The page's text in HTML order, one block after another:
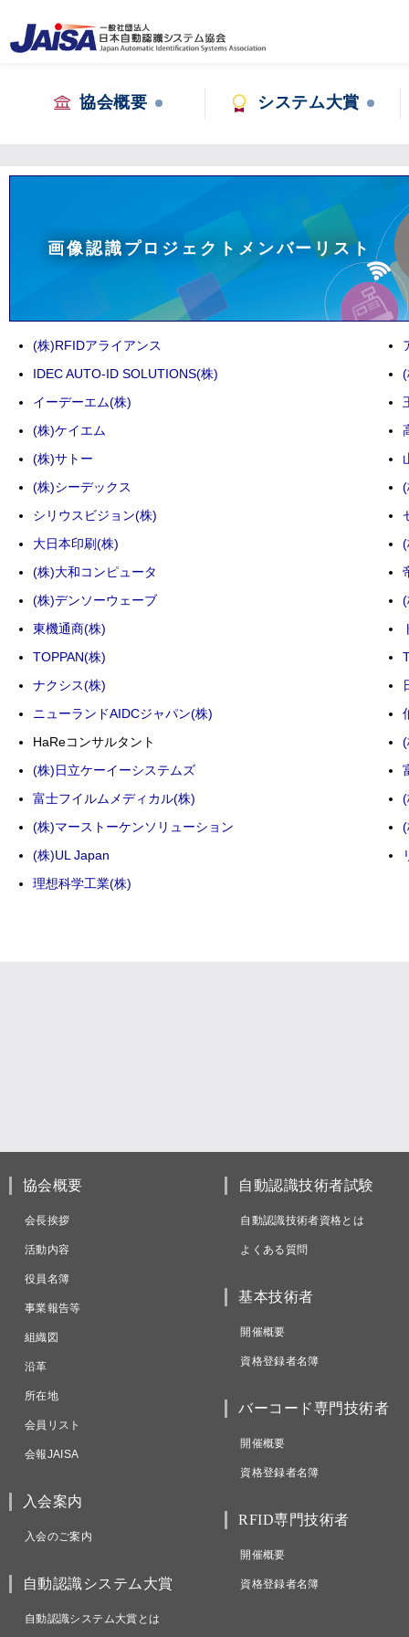
協会概要 システム大賞
画像認識プロジェクトメンバーリスト
(株)RFIDアライアンス
IDEC AUTO-ID SOLUTIONS(株)
イーデーエム(株)
(株)ケイエム
(株)サトー
(株)シーデックス
シリウスビジョン(株)
大日本印刷(株)
(株)大和コンピュータ
(株)デンソーウェーブ
東機通商(株)
TOPPAN(株)
ナクシス(株)
ニューランドAIDCジャパン(株)
HaReコンサルタント
(株)日立ケーイーシステムズ
富士フイルムメディカル(株)
(株)マーストーケンソリューション
(株)UL Japan
理想科学工業(株)
協会概要
会長挨拶
活動内容
役員名簿
事業報告等
組織図
沿革
所在地
会員リスト
会報JAISA
入会案内
入会のご案内
自動認識システム大賞
自動認識システム大賞とは
自動認識技術者試験
自動認識技術者資格とは
よくある質問
基本技術者
開催概要
資格登録者名簿
バーコード専門技術者
開催概要
資格登録者名簿
RFID専門技術者
開催概要
資格登録者名簿